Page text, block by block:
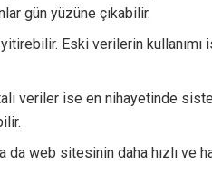
gün yüzüne çıkabilir.
Eski verilerin kullanımı
veriler ise en nihayetinde
da web sitesinin daha hızlı ve